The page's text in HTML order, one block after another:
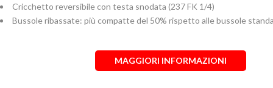
Cricchetto reversibile con testa snodata (237 FK 1/4)
Bussole ribassate: più compatte del 50% rispetto alle bussole
MAGGIORI INFORMAZIONI